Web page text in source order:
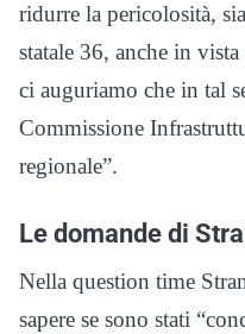
ridurre la pericolosità,
statale 36, anche in
ci auguriamo che in tal
Commissione
regionale”.
Le domande di
Nella question time
sapere se sono stati